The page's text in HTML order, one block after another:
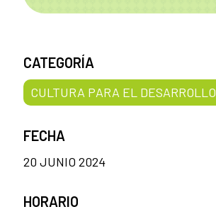
CATEGORÍA
CULTURA PARA EL DESARROLLO
FECHA
20 JUNIO 2024
HORARIO